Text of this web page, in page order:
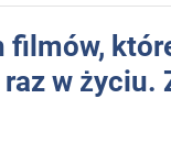
filmów,
w życiu.